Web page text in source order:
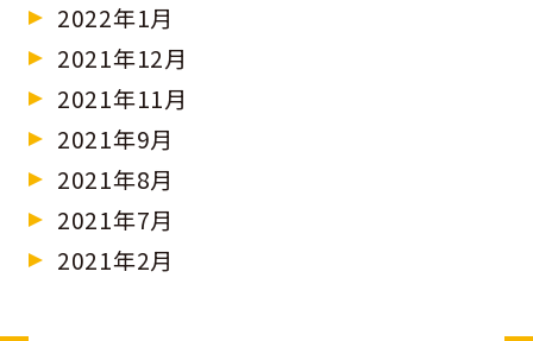
2022年1月
2021年12月
2021年11月
2021年9月
2021年8月
2021年7月
2021年2月